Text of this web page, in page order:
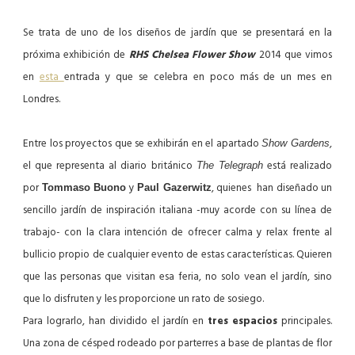
Se trata de uno de los diseños de jardín que se presentará en la
próxima exhibición de RHS Chelsea Flower Show2014 que vimos
en estaentrada y que se celebra en poco más de un mes en
Londres.
Entre los proyectos que se exhibirán en el apartadoShow Gardens,
el que representa al diario británico The Telegraphestá realizado
por Tommaso Buono y Paul Gazerwitz, quienes han diseñado un
sencillo jardín de inspiración italiana -muy acorde con su línea de
trabajo- con la clara intención de ofrecer calma y relax frente al
bullicio propio de cualquier evento de estas características. Quieren
que las personas que visitan esa feria, no solo vean el jardín, sino
que lo disfruten y les proporcione un rato de sosiego.
Para lograrlo, han dividido el jardín en tres espacios principales.
Una zona de césped rodeado por parterres a base de plantas de flor